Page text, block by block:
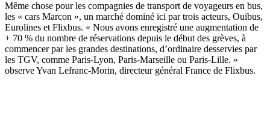
Même chose pour les compagnies de transport de voyageurs en bus,
les « cars Marcon », un marché dominé ici par trois acteurs, Ouibus,
Eurolines et Flixbus. « Nous avons enregistré une augmentation de
+ 70 % du nombre de réservations depuis le début des grèves, à
commencer par les grandes destinations, d’ordinaire desservies par
les TGV, comme Paris-Lyon, Paris-Marseille ou Paris-Lille. »
observe Yvan Lefranc-Morin, directeur général France de Flixbus.